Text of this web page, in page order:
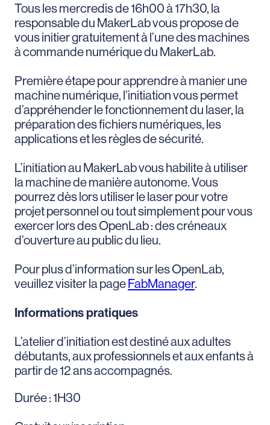
Tous les mercredis de 16h00 à 17h30, la
responsable du MakerLab vous propose de
vous initier gratuitement à l’une des machines
à commande numérique du MakerLab.
Première étape pour apprendre à manier une
machine numérique, l’initiation vous permet
d’appréhender le fonctionnement du laser, la
préparation des fichiers numériques, les
applications et les règles de sécurité.
L’initiation au MakerLab vous habilite à utiliser
la machine de manière autonome. Vous
pourrez dès lors utiliser le laser pour votre
projet personnel ou tout simplement pour vous
exercer lors des OpenLab : des créneaux
d’ouverture au public du lieu.
Pour plus d’information sur les OpenLab,
veuillez visiter la pageFabManager.
Informations pratiques
L’atelier d’initiation est destiné aux adultes
débutants, aux professionnels et aux enfants à
partir de 12 ans accompagnés.
Durée : 1H30